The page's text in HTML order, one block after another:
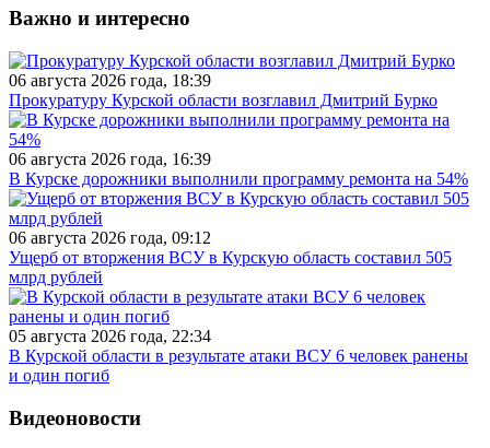
Важно и интересно
06 августа 2026 года, 18:39
Прокуратуру Курской области возглавил Дмитрий Бурко
06 августа 2026 года, 16:39
В Курске дорожники выполнили программу ремонта на 54%
06 августа 2026 года, 09:12
Ущерб от вторжения ВСУ в Курскую область составил 505
млрд рублей
05 августа 2026 года, 22:34
В Курской области в результате атаки ВСУ 6 человек ранены
и один погиб
Видеоновости